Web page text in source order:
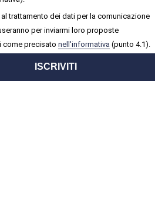
trattamento dei dati per la comunicazione
per inviarmi loro proposte
come precisato nell'informativa (punto 4.1).
ISCRIVITI